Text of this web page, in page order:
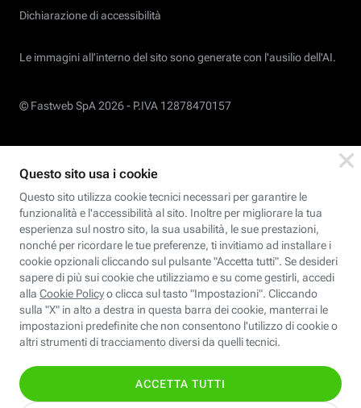
Dichiarazione di accessibilità
Le immagini all’interno del sito sono generate con l'ausilio dell'AI.
© Fastweb SpA 2026 - P.IVA 12878470157